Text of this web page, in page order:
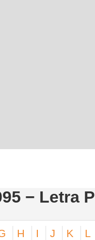
− Letra P
H I J K L